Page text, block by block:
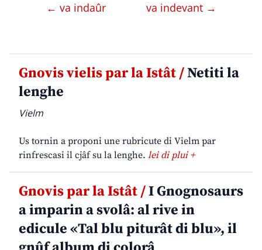
← va indaûr va indevant →
Gnovis vielis par la Istât /Netiti la
lenghe
Vielm
Us tornin a proponi une rubricute di Vielm par
rinfrescasi il cjâf su la lenghe. lei di plui +
Gnovis par la Istât /I Gnognosaurs
a imparin a svolâ: al rive in
edicule «Tal blu piturât di blu», il